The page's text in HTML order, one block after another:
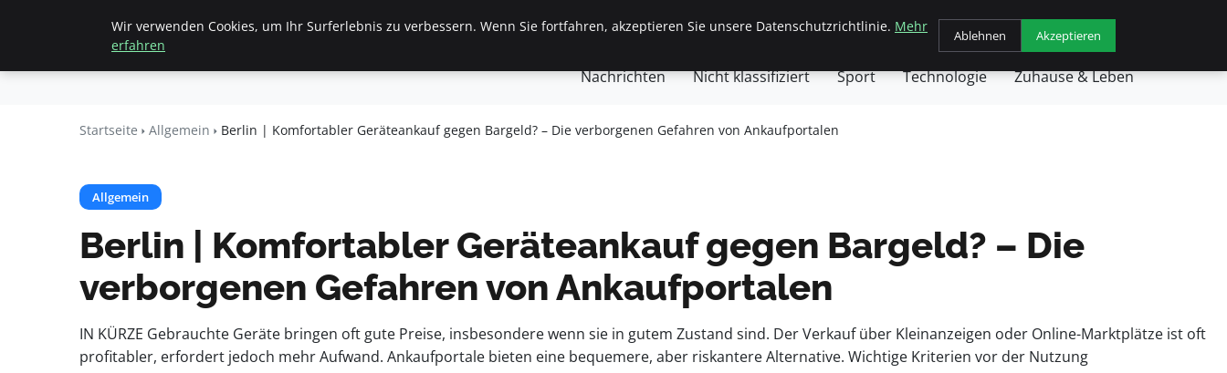
Beyond
Startseite Allgemein Finanzen & Immobilien Frauen / Mode Geschäft Gesundheit Haustiere Kochen
Nachrichten Nicht klassifiziert Sport Technologie Zuhause & Leben
Startseite Allgemein Berlin | Komfortabler Geräteankauf gegen Bargeld? – Die verborgenen Gefahren von Ankaufportalen
Allgemein
Berlin | Komfortabler Geräteankauf gegen Bargeld? – Die
verborgenen Gefahren von Ankaufportalen
IN KÜRZE Gebrauchte Geräte bringen oft gute Preise, insbesondere wenn sie in gutem Zustand sind. Der Verkauf über Kleinanzeigen oder Online-Marktplätze ist oft
profitabler, erfordert jedoch mehr Aufwand. Ankaufportale bieten eine bequemere, aber riskantere Alternative. Wichtige Kriterien vor der Nutzung
Wir verwenden Cookies, um Ihr Surferlebnis zu verbessern. Wenn Sie fortfahren, akzeptieren Sie unsere Datenschutzrichtlinie. Mehr
erfahren
Ablehnen Akzeptieren